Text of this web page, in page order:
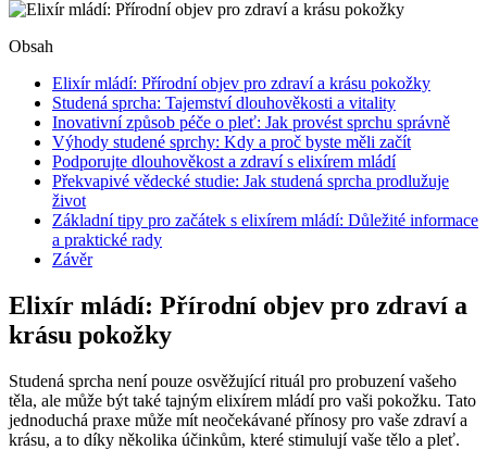
Obsah
Elixír mládí: Přírodní objev pro zdraví a krásu pokožky
Studená sprcha: Tajemství dlouhověkosti a vitality
Inovativní způsob péče o pleť: Jak provést sprchu správně
Výhody studené sprchy: Kdy a proč byste měli začít
Podporujte dlouhověkost a zdraví s elixírem mládí
Překvapivé vědecké studie: Jak studená sprcha prodlužuje
život
Základní tipy pro začátek s elixírem mládí: Důležité informace
a praktické rady
Závěr
Elixír mládí: Přírodní objev pro zdraví a
krásu pokožky
Studená sprcha není pouze osvěžující rituál pro probuzení vašeho
těla, ale může být také tajným elixírem mládí pro vaši pokožku. Tato
jednoduchá praxe může mít neočekávané přínosy pro vaše zdraví a
krásu, a to díky několika účinkům, které stimulují vaše tělo a pleť.